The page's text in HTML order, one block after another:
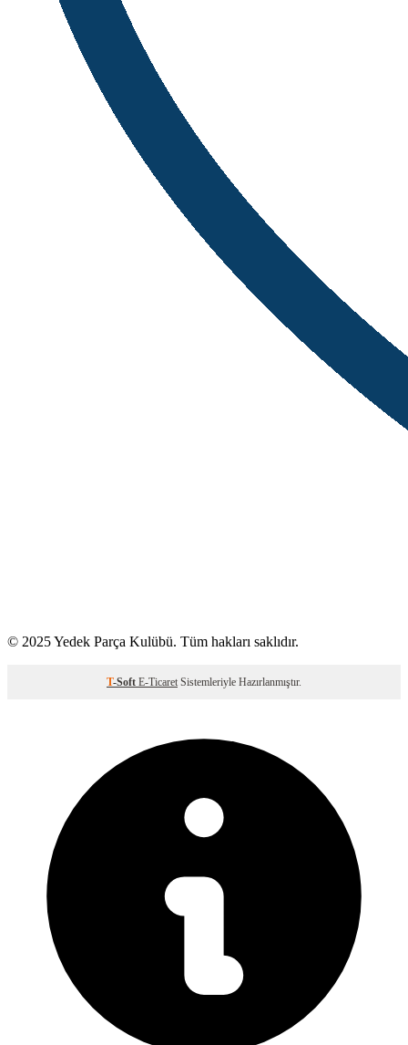
© 2025 Yedek Parça Kulübü. Tüm hakları saklıdır.
T-Soft E-Ticaret Sistemleriyle Hazırlanmıştır.